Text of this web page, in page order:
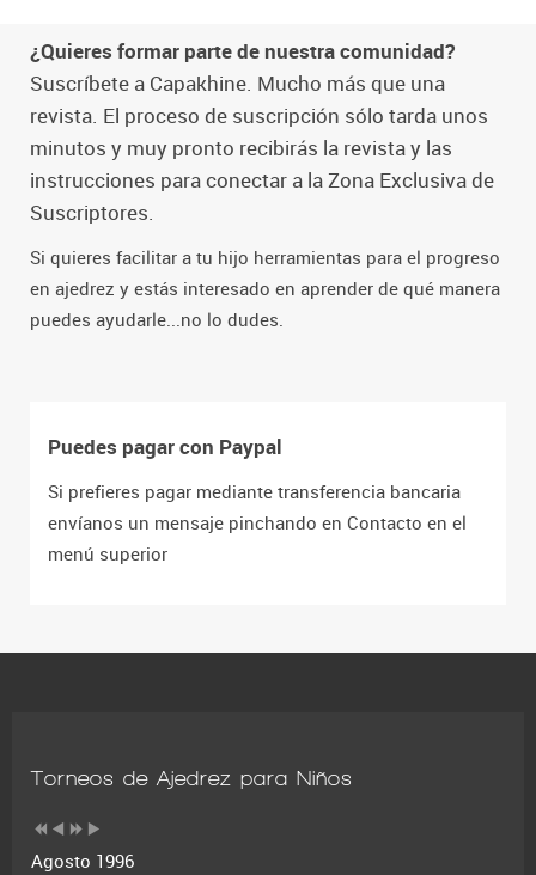
¿Quieres formar parte de nuestra comunidad?
Suscríbete a Capakhine. Mucho más que una
revista. El proceso de suscripción sólo tarda unos
minutos y muy pronto recibirás la revista y las
instrucciones para conectar a la Zona Exclusiva de
Suscriptores.
Si quieres facilitar a tu hijo herramientas para el progreso
en ajedrez y estás interesado en aprender de qué manera
puedes ayudarle...no lo dudes.
Puedes pagar con Paypal
Si prefieres pagar mediante transferencia bancaria
envíanos un mensaje pinchando en Contacto en el
menú superior
Torneos de Ajedrez para Niños
Agosto 1996